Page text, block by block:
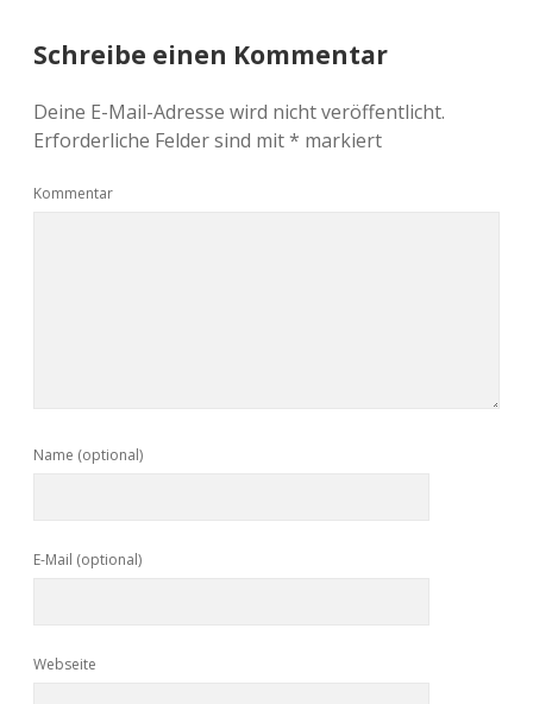
Schreibe einen Kommentar
Deine E-Mail-Adresse wird nicht veröffentlicht.
Erforderliche Felder sind mit* markiert
Kommentar
Name (optional)
E-Mail (optional)
Webseite